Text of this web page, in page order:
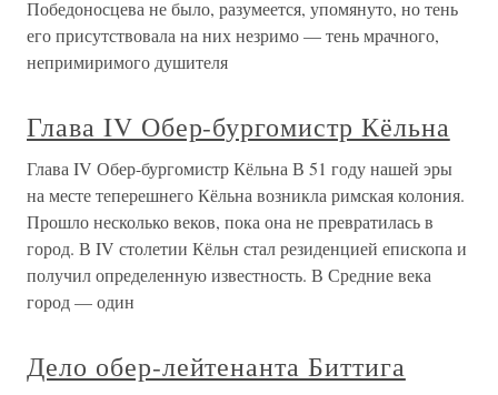
Победоносцева не было, разумеется, упомянуто, но тень
его присутствовала на них незримо — тень мрачного,
непримиримого душителя
Глава IV Обер-бургомистр Кёльна
Глава IV Обер-бургомистр Кёльна В 51 году нашей эры
на месте теперешнего Кёльна возникла римская колония.
Прошло несколько веков, пока она не превратилась в
город. В IV столетии Кёльн стал резиденцией епископа и
получил определенную известность. В Средние века
город — один
Дело обер-лейтенанта Биттига